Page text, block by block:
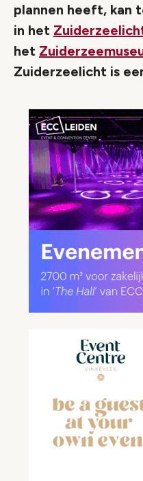
plannen heeft, kan
in het
het
Zuiderzeelicht is